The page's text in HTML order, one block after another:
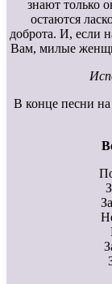
знают только
остаются
доброта. И, если
Вам, милые
В конце песни